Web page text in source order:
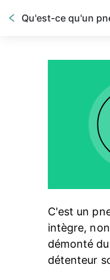
C'est un
intègre,
démonté
détenteur